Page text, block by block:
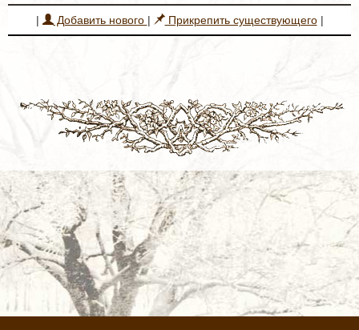
| Добавить нового | Прикрепить существующего|